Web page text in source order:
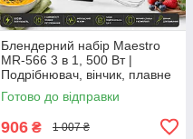
Блендерний набір Maestro
MR-566 3 в 1, 500 Вт |
Подрібнювач, вінчик, плавне
регулювання швидкості
Готово до відправки
906 ₴ 1 007 ₴